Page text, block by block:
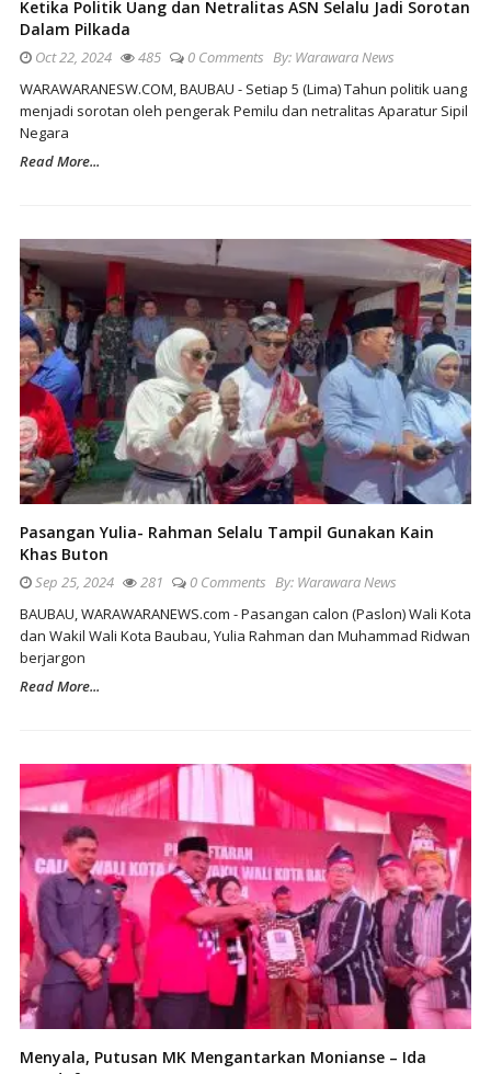
Ketika Politik Uang dan Netralitas ASN Selalu Jadi Sorotan
Dalam Pilkada
Oct 22, 2024 485 0 Comments By: Warawara News
WARAWARANESW.COM, BAUBAU - Setiap 5 (Lima) Tahun politik uang
menjadi sorotan oleh pengerak Pemilu dan netralitas Aparatur Sipil
Negara
Read More...
Pasangan Yulia- Rahman Selalu Tampil Gunakan Kain
Khas Buton
Sep 25, 2024 281 0 Comments By: Warawara News
BAUBAU, WARAWARANEWS.com - Pasangan calon (Paslon) Wali Kota
dan Wakil Wali Kota Baubau, Yulia Rahman dan Muhammad Ridwan
berjargon
Read More...
Menyala, Putusan MK Mengantarkan Monianse – Ida